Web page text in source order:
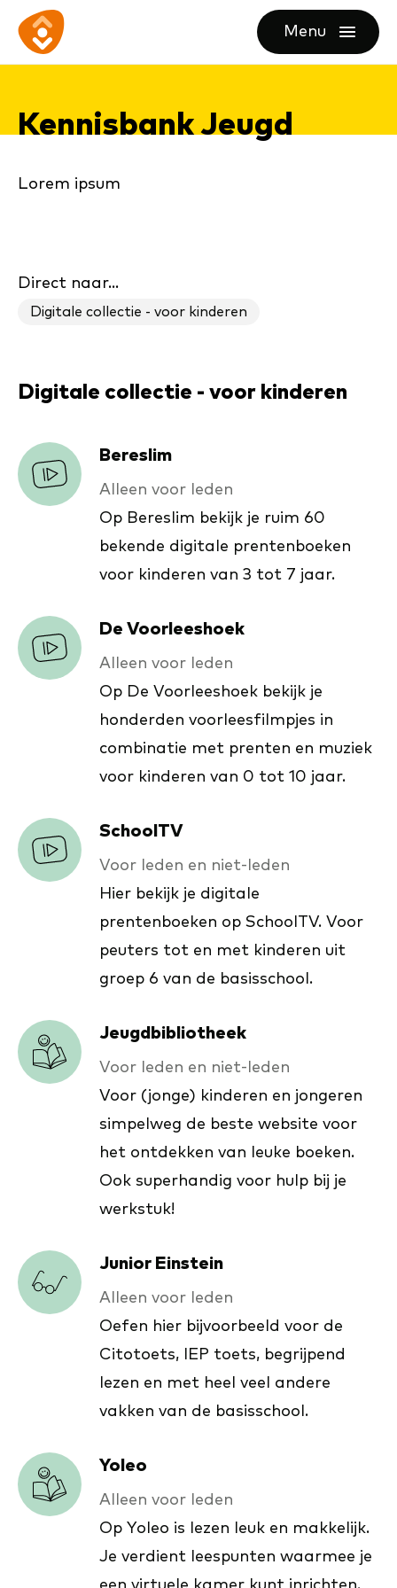
direct
content
direct
footer
Ga
naar
homepagina
Menu
openen
Ken­nis­bank Jeugd
Lorem ipsum
Direct naar...
Digitale collectie - voor kinderen
Digitale collectie - voor kinderen
Bereslim
Alleen voor leden
Op Bereslim bekijk je ruim 60
bekende digitale prentenboeken
voor kinderen van 3 tot 7 jaar.
De Voorleeshoek
Alleen voor leden
Op De Voorleeshoek bekijk je
honderden voorleesfilmpjes in
combinatie met prenten en muziek
voor kinderen van 0 tot 10 jaar.
SchoolTV
Voor leden en niet-leden
Hier bekijk je digitale
prentenboeken op SchoolTV. Voor
peuters tot en met kinderen uit
groep 6 van de basisschool.
Jeugdbibliotheek
Voor leden en niet-leden
Voor (jonge) kinderen en jongeren
simpelweg de beste website voor
het ontdekken van leuke boeken.
Ook superhandig voor hulp bij je
werkstuk!
Junior Einstein
Alleen voor leden
Oefen hier bijvoorbeeld voor de
Citotoets, IEP toets, begrijpend
lezen en met heel veel andere
vakken van de basisschool.
Yoleo
Alleen voor leden
Op Yoleo is lezen leuk en makkelijk.
Je verdient leespunten waarmee je